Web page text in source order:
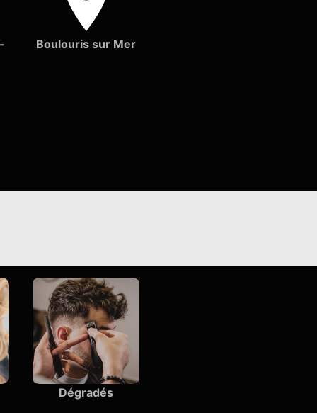
Boulouris sur Mer
Dégradés